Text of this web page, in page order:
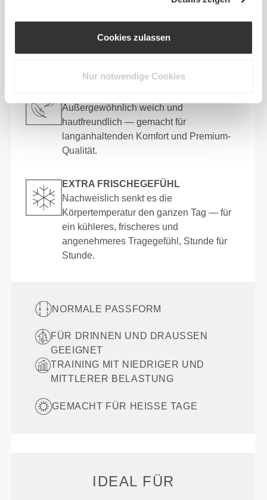
Cookies zulassen
Nur notwendige Cookies
Außergewöhnlich weich und
hautfreundlich — gemacht für
langanhaltenden Komfort und Premium-
Qualität.
EXTRA FRISCHEGEFÜHL
Nachweislich senkt es die
Körpertemperatur den ganzen Tag — für
ein kühleres, frischeres und
angenehmeres Tragegefühl, Stunde für
Stunde.
NORMALE PASSFORM
FÜR DRINNEN UND DRAUSSEN G
EEIGNET
TRAINING MIT NIEDRIGER UND
MITTLERER BELASTUNG
GEMACHT FÜR HEISSE TAGE
IDEAL FÜR